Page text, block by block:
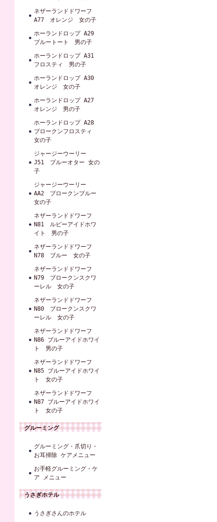
ネザーランドドワーフ
A77 オレンジ 女の子
ホーランドロップ A29
ブルートート 男の子
ホーランドロップ A31
フロスティ 男の子
ホーランドロップ A30
オレンジ 女の子
ホーランドロップ A27
オレンジ 男の子
ホーランドロップ A28
ブロークンフロスティ
女の子
ジャージーウーリー
J51 ブルーオター 女の
子
ジャージーウーリー
AA2 ブロークンブルー
女の子
ネザーランドドワーフ
N81 ルビーアイドホワ
イト 男の子
ネザーランドドワーフ
N78 ブルー 女の子
ネザーランドドワーフ
N79 ブロークンスクワ
ーレル 女の子
ネザーランドドワーフ
N80 ブロークンスクワ
ーレル 女の子
ネザーランドドワーフ
N86 ブルーアイドホワイ
ト 男の子
ネザーランドドワーフ
N85 ブルーアイドホワイ
ト 女の子
ネザーランドドワーフ
N87 ブルーアイドホワイ
ト 女の子
グルーミング
グルーミング・爪切り・
お耳掃除 ケアメニュー
お手軽グルーミング・ケ
ア メニュー
うさぎホテル
うさぎさんのホテル